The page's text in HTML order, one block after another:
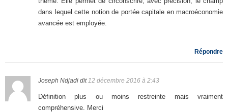
dans lequel cette notion de portée capitale en macroéconomie
avancée est employée.
Répondre
Joseph Ndjadi dit 12 décembre 2016 à 2:43
Définition plus ou moins restreinte mais vraiment
compréhensive. Merci